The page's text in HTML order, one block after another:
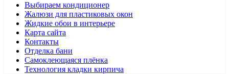
Выбираем кондиционер
Жалюзи для пластиковых окон
Жидкие обои в интерьере
Карта сайта
Контакты
Отделка бани
Самоклеющаяся плёнка
Технология кладки кирпича